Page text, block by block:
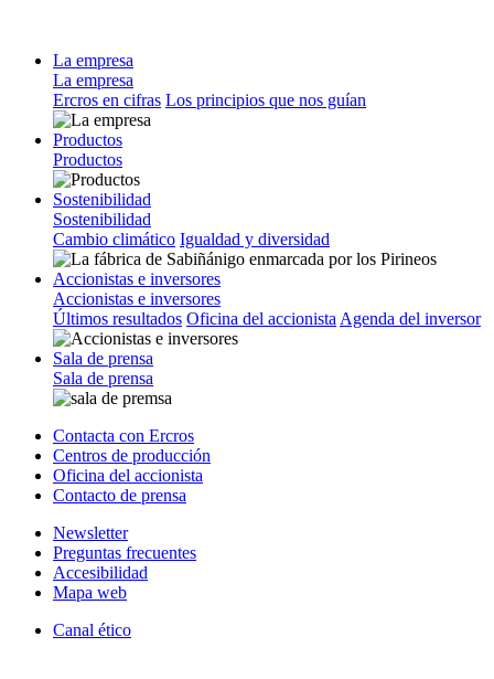
La empresa
La empresa
Ercros en cifras Los principios que nos guían
Productos
Productos
Sostenibilidad
Sostenibilidad
Cambio climático Igualdad y diversidad
Accionistas e inversores
Accionistas e inversores
Últimos resultados Oficina del accionista Agenda del inversor
Sala de prensa
Sala de prensa
Contacta con Ercros
Centros de producción
Oficina del accionista
Contacto de prensa
Newsletter
Preguntas frecuentes
Accesibilidad
Mapa web
Canal ético